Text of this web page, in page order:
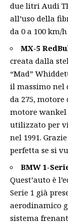
due litri Audi
all’uso della
da 0 a 100 km/
MX-5
creata dalla
“Mad”
il massimo nel
da 275,
motore
utilizzato per
nel 1991.
perfetta se si
BMW 1-
Quest’auto è
Serie 1 già
aerodinamico
sistema